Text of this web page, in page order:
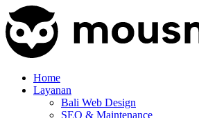
Home
Layanan
Bali Web Design
SEO & Maintenance